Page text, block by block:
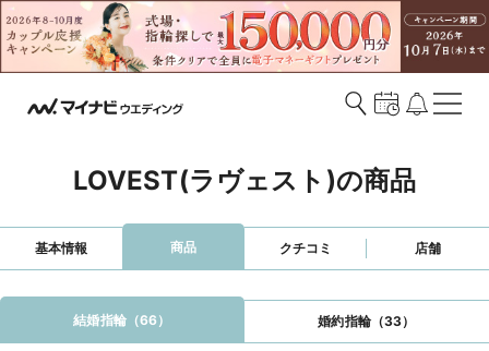
LOVEST(ラヴェスト)の商品
基本情報 商品 クチコミ 店舗
結婚指輪（66） 婚約指輪（33）